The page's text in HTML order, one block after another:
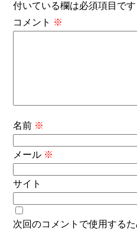
付いている欄は必須項目です
コメント ※
名前 ※
メール ※
サイト
次回のコメントで使用する